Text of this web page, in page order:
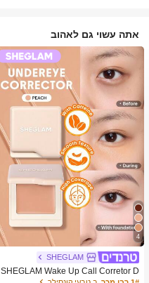
אתה עשוי גם לאהוב
4
SHEGLAM
SHEGLAM Wake Up Call Corretor D